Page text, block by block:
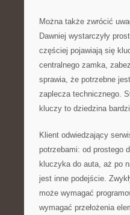
Można także zwrócić
Dawniej wystarczyły
częściej pojawiają się
centralnego zamka,
sprawia, że potrzebne
zaplecza technicznego.
kluczy to dziedzina
Klient odwiedzający
potrzebami: od prostego
kluczyka do auta, aż po
jest inne podejście.
może wymagać
wymagać przełożenia